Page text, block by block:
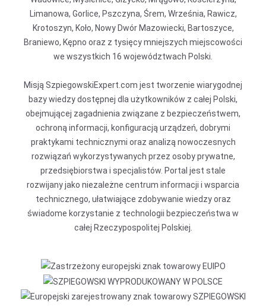
Limanowa, Gorlice, Pszczyna, Śrem, Września, Rawicz,
Krotoszyn, Koło, Nowy Dwór Mazowiecki, Bartoszyce,
Braniewo, Kępno oraz z tysięcy mniejszych miejscowości
we wszystkich 16 województwach Polski.
Misją SzpiegowskiExpert.com jest tworzenie wiarygodnej
bazy wiedzy dostępnej dla użytkowników z całej Polski,
obejmującej zagadnienia związane z bezpieczeństwem,
ochroną informacji, konfiguracją urządzeń, dobrymi
praktykami technicznymi oraz analizą nowoczesnych
rozwiązań wykorzystywanych przez osoby prywatne,
przedsiębiorstwa i specjalistów. Portal jest stale
rozwijany jako niezależne centrum informacji i wsparcia
technicznego, ułatwiające zdobywanie wiedzy oraz
świadome korzystanie z technologii bezpieczeństwa w
całej Rzeczypospolitej Polskiej.